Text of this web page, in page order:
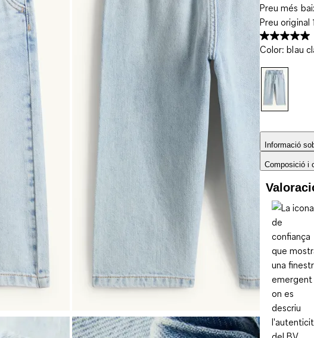
Preu més
Preu original
Color: blau
Informació
Composició i